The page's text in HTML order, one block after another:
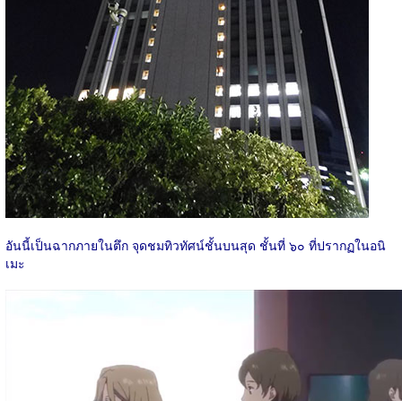
อันนี้เป็นฉากภายในตึก จุดชมทิวทัศน์ชั้นบนสุด ชั้นที่ ๖๐ ที่ปรากฏในอนิ
เมะ